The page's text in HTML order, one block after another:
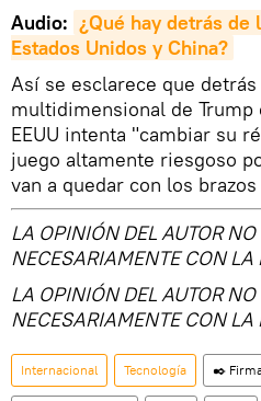
Audio: ¿Qué hay detrás
Estados Unidos y China?
Así se esclarece que
multidimensional de
EEUU intenta "cambiar su
juego altamente riesgoso
van a quedar con los
LA OPINIÓN DEL AUTOR
NECESARIAMENTE CON LA
LA OPINIÓN DEL AUTOR
NECESARIAMENTE CON LA
Internacional Tecnología ✒️